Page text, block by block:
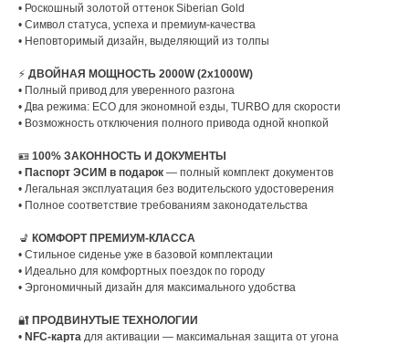
• Роскошный золотой оттенок Siberian Gold
• Символ статуса, успеха и премиум-качества
• Неповторимый дизайн, выделяющий из толпы
⚡ ДВОЙНАЯ МОЩНОСТЬ 2000W (2x1000W)
• Полный привод для уверенного разгона
• Два режима: ECO для экономной езды, TURBO для скорости
• Возможность отключения полного привода одной кнопкой
🪪 100% ЗАКОННОСТЬ И ДОКУМЕНТЫ
• Паспорт ЭСИМ в подарок — полный комплект документов
• Легальная эксплуатация без водительского удостоверения
• Полное соответствие требованиям законодательства
💺 КОМФОРТ ПРЕМИУМ-КЛАССА
• Стильное сиденье уже в базовой комплектации
• Идеально для комфортных поездок по городу
• Эргономичный дизайн для максимального удобства
🔐 ПРОДВИНУТЫЕ ТЕХНОЛОГИИ
• NFC-карта для активации — максимальная защита от угона